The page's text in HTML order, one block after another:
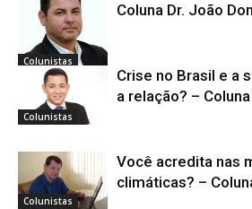
Colunistas
Coluna Dr. João
Colunistas
Crise no Brasil e a
a relação? –
Colunistas
Você acredita nas
climáticas? –